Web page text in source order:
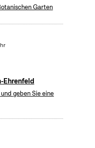
Garten
Ehrenfeld
geben Sie eine